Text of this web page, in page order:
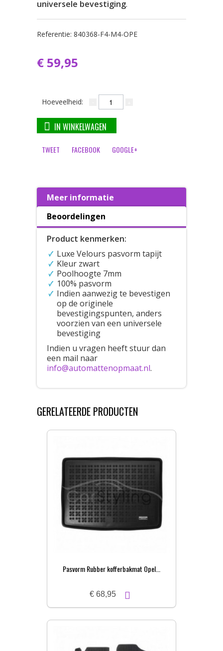
universele bevestiging.
Referentie: 840368-F4-M4-OPE
€ 59,95
Hoeveelheid:
IN WINKELWAGEN
TWEET FACEBOOK GOOGLE+
Meer informatie
Beoordelingen
Product kenmerken:
Luxe Velours pasvorm tapijt
Kleur zwart
Poolhoogte 7mm
100% pasvorm
Indien aanwezig te bevestigen
op de originele
bevestigingspunten, anders
voorzien van een universele
bevestiging
Indien u vragen heeft stuur dan
een mail naar
info@automattenopmaat.nl.
GERELATEERDE PRODUCTEN
Pasvorm Rubber kofferbakmat Opel...
€ 68,95